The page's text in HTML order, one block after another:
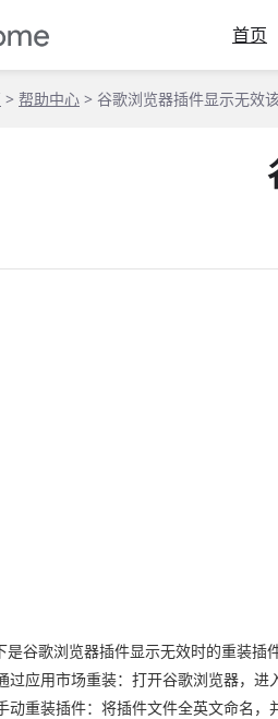
首页
> 帮助中心 > 谷歌浏览器插件显示无效
是谷歌浏览器插件显示无效时的重装插
过应用市场重装：打开谷歌浏览器，进
动重装插件：将插件文件全英文命名